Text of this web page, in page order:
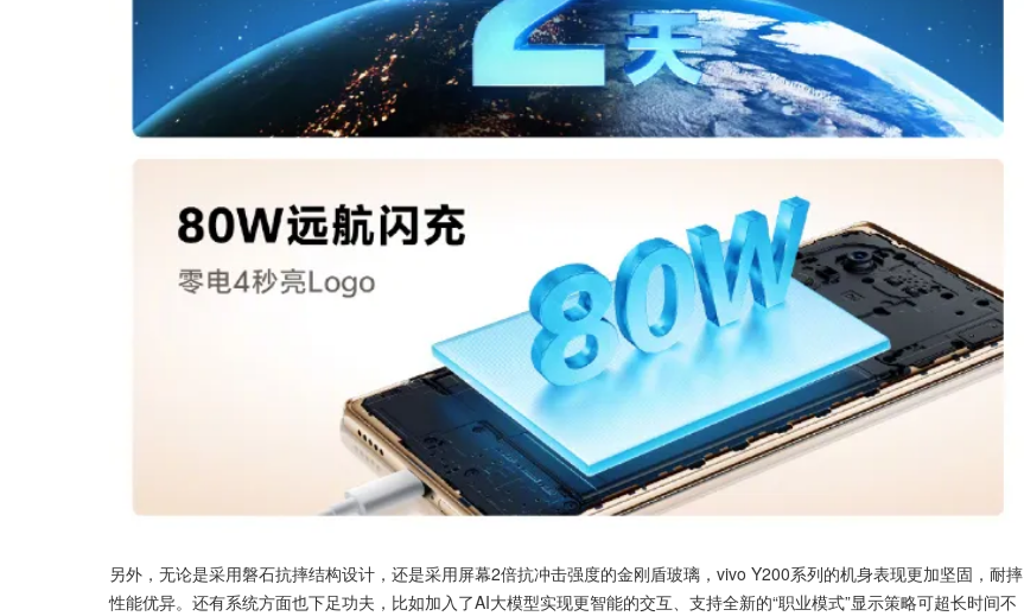
另外，无论是采用磐石抗摔结构设计，还是采用屏幕2倍抗冲击强度的金刚盾玻璃，vivo Y200系列的机身表现更加坚固，耐摔
性能优异。还有系统方面也下足功夫，比如加入了AI大模型实现更智能的交互、支持全新的“职业模式”显示策略可超长时间不